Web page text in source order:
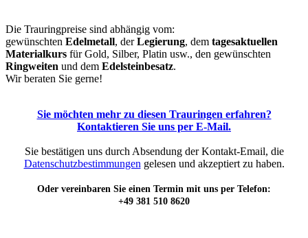
Die Trauringpreise sind abhängig vom:
gewünschten Edelmetall, derLegierung, dem tagesaktuellen
Materialkurs für Gold, Silber, Platin usw., den gewünschten
Ringweiten und dem Edelsteinbesatz.
Wir beraten Sie gerne!
Sie möchten mehr zu diesen Trauringen erfahren?
Kontaktieren Sie uns per E-Mail.
Sie bestätigen uns durch Absendung der Kontakt-Email, die
Datenschutzbestimmungen gelesen und akzeptiert zu haben.
Oder vereinbaren Sie einen Termin mit uns per Telefon:
+49 381 510 8620